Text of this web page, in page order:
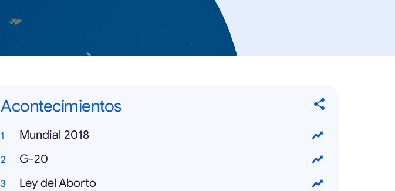
Acontecimientos
Mundial 2018
G-20
Ley del Aborto